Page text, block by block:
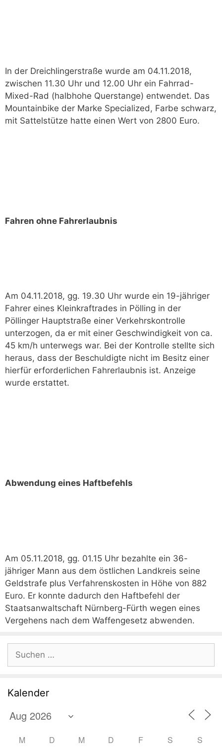
In der Dreichlingerstraße wurde am 04.11.2018,
zwischen 11.30 Uhr und 12.00 Uhr ein Fahrrad-
Mixed-Rad (halbhohe Querstange) entwendet. Das
Mountainbike der Marke Specialized, Farbe schwarz,
mit Sattelstütze hatte einen Wert von 2800 Euro.
Fahren ohne Fahrerlaubnis
Am 04.11.2018, gg. 19.30 Uhr wurde ein 19-jähriger
Fahrer eines Kleinkraftrades in Pölling in der
Pöllinger Hauptstraße einer Verkehrskontrolle
unterzogen, da er mit einer Geschwindigkeit von ca.
45 km/h unterwegs war. Bei der Kontrolle stellte sich
heraus, dass der Beschuldigte nicht im Besitz einer
hierfür erforderlichen Fahrerlaubnis ist. Anzeige
wurde erstattet.
Abwendung eines Haftbefehls
Am 05.11.2018, gg. 01.15 Uhr bezahlte ein 36-
jähriger Mann aus dem östlichen Landkreis seine
Geldstrafe plus Verfahrenskosten in Höhe von 882
Euro. Er konnte dadurch den Haftbefehl der
Staatsanwaltschaft Nürnberg-Fürth wegen eines
Vergehens nach dem Waffengesetz abwenden.
nach:
Kalender
M D M D F S S